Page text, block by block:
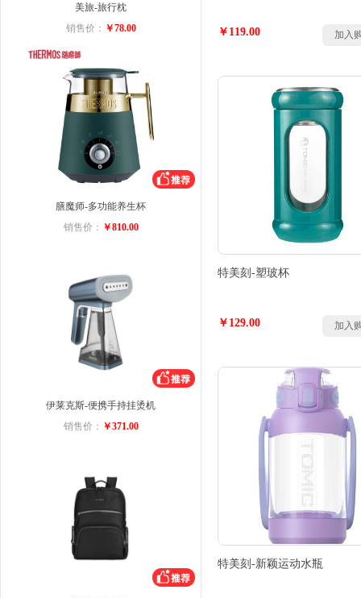
美旅-旅行枕
销售价： ￥78.00
膳魔师-多功能养生杯
销售价： ￥810.00
伊莱克斯-便携手持挂烫机
销售价： ￥371.00
￥119.00 加入
特美刻-塑玻杯
￥129.00 加入
特美刻-新颖运动水瓶